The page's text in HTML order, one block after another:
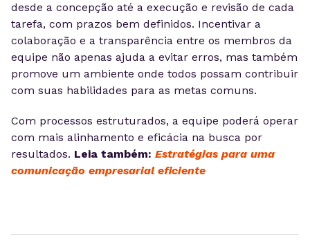
desde a concepção até a execução e revisão de cada
tarefa, com prazos bem definidos. Incentivar a
colaboração e a transparência entre os membros da
equipe não apenas ajuda a evitar erros, mas também
promove um ambiente onde todos possam contribuir
com suas habilidades para as metas comuns.
Com processos estruturados, a equipe poderá operar
com mais alinhamento e eficácia na busca por
resultados. Leia também: Estratégias para uma
comunicação empresarial eficiente